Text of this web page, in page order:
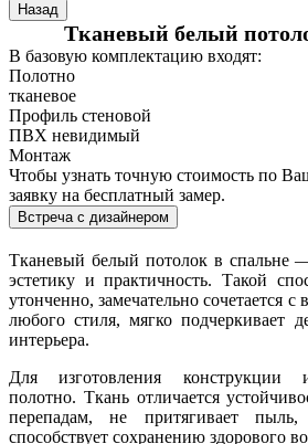
Назад
Тканевый белый
В базовую комплектацию входят:
Полотно
тканевое
Профиль стеновой
ПВХ невидимый
Монтаж
Чтобы узнать точную стоимость по
заявку на бесплатный замер.
Встреча с дизайнером
Тканевый белый потолок в спальне
эстетику и практичность. Такой
утонченно, замечательно сочетается
любого стиля, мягко подчеркивает
интерьера.
Для изготовления конструкции
полотно. Ткань отличается
перепадам, не притягивает
способствует сохранению здорового